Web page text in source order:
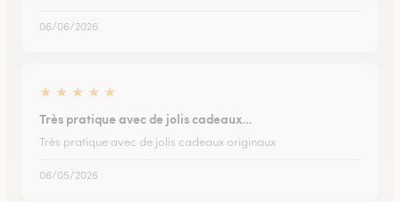
06/06/2026
★ ★ ★ ★ ★
Très pratique avec de jolis cadeaux…
Très pratique avec de jolis cadeaux originaux
06/05/2026